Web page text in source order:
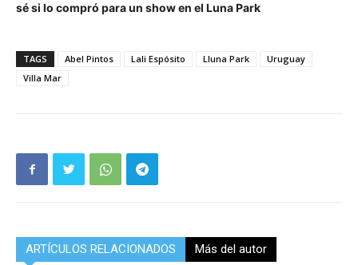
sé si lo compró para un show en el Luna Park
TAGS Abel Pintos Lali Espósito Lluna Park
Uruguay
Villa Mar
ARTÍCULOS RELACIONADOS Más del autor